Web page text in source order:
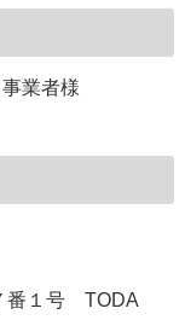
業者様
番１号 TODA